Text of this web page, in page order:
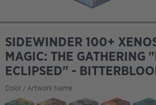
SIDEWINDER 100+
MAGIC: THE GATHERING
ECLIPSED" -
Seleziona
Color / Artwork Name